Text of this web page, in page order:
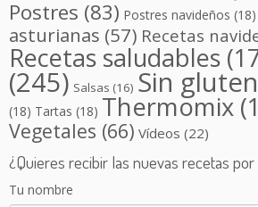
Postres (83) Postres navideños (18)
asturianas (57) Recetas
Recetas saludables
(245) Salsas (16) Sin gluten
(18) Tartas (18) Thermomix
Vegetales (66) Vídeos (22)
¿Quieres recibir las nuevas recetas
Tu nombre